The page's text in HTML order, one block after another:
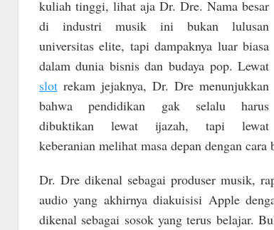
kuliah tinggi, lihat aja Dr. Dre. Nama besar
di industri musik ini bukan lulusan
universitas elite, tapi dampaknya luar biasa
dalam dunia bisnis dan budaya pop. Lewat
slotrekam jejaknya, Dr. Dre menunjukkan
bahwa pendidikan gak selalu harus
dibuktikan lewat ijazah, tapi lewat
keberanian melihat masa depan dengan cara
Dr. Dre dikenal sebagai produser musik,
audio yang akhirnya diakuisisi Apple
dikenal sebagai sosok yang terus belajar.